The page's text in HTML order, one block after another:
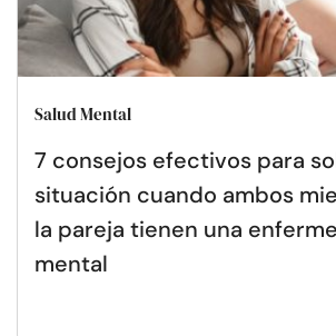
Salud Mental
7 consejos efectivos para
situación cuando ambos
la pareja tienen una
mental